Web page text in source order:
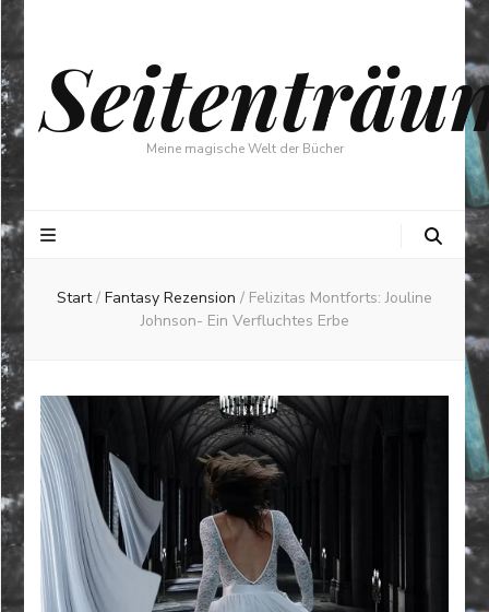
Meine magische Welt der Bücher
Start / Fantasy Rezension / Felizitas Montforts: Jouline
Johnson- Ein Verfluchtes Erbe